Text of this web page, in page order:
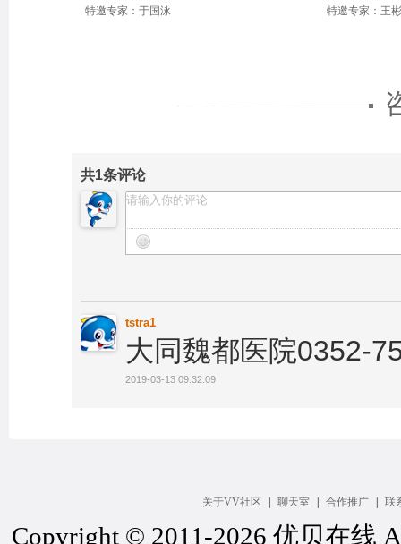
特邀专家：于国泳 特邀专家：王彬
共1条评论
tstra1
大同魏都医院0352-
2019-03-13 09:32:09
关于VV社区 聊天室 合作推广 联
Copyright © 2011-2026 优贝在线